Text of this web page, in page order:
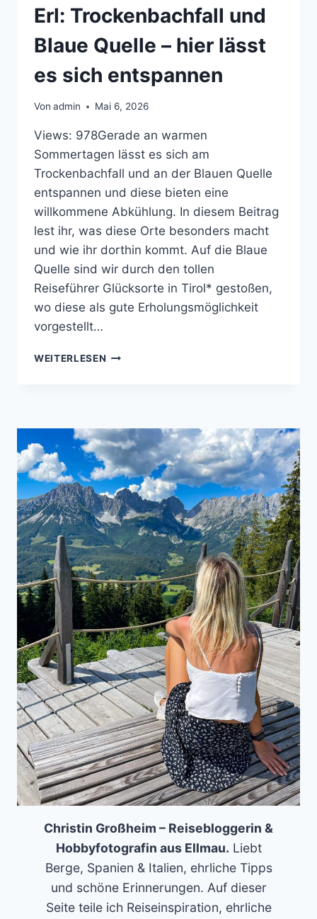
Erl: Trockenbachfall und
Blaue Quelle – hier lässt
es sich entspannen
Von admin Mai 6, 2026
Views: 978Gerade an warmen
Sommertagen lässt es sich am
Trockenbachfall und an der Blauen Quelle
entspannen und diese bieten eine
willkommene Abkühlung. In diesem Beitrag
lest ihr, was diese Orte besonders macht
und wie ihr dorthin kommt. Auf die Blaue
Quelle sind wir durch den tollen
Reiseführer Glücksorte in Tirol* gestoßen,
wo diese als gute Erholungsmöglichkeit
vorgestellt…
WEITERLESEN ERL:
–
HIER
LÄSST
ES
SICH
ENTSPANNEN
Christin Großheim – Reisebloggerin &
Hobbyfotografin aus Ellmau. Liebt
Berge, Spanien & Italien, ehrliche Tipps
und schöne Erinnerungen. Auf dieser
Seite teile ich Reiseinspiration, ehrliche